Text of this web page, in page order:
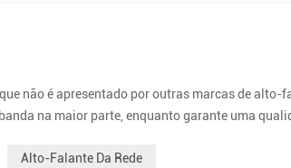
não é apresentado por outras marcas de alto-
na maior parte, enquanto garante uma
Alto-Falante Da Rede